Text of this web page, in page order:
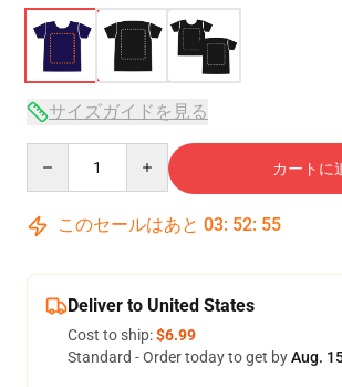
サイズガイドを見る
カートに
このセールはあと 03: 52: 54
Deliver to United States
Cost to ship:$6.99
Standard - Order today to get byAug.